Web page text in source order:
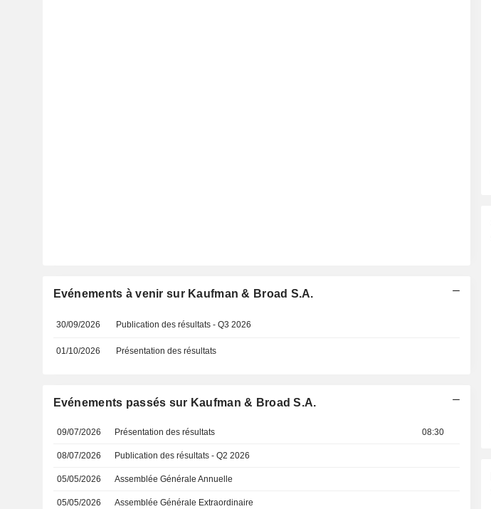
Evénements à venir sur Kaufman & Broad S.A.
30/09/2026 Publication des résultats - Q3 2026
01/10/2026 Présentation des résultats
Evénements passés sur Kaufman & Broad S.A.
09/07/2026 Présentation des résultats 08:30
08/07/2026 Publication des résultats - Q2 2026
05/05/2026 Assemblée Générale Annuelle
05/05/2026 Assemblée Générale Extraordinaire